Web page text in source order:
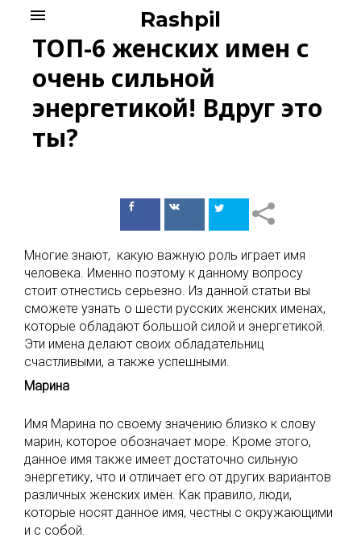
content
Rashpil
menu
ТОП-6 женских имен с
очень сильной
энергетикой! Вдруг это
ты?
ПоделитьсяПоделиться
Многие знают, какую важную роль играет имя
человека. Именно поэтому к данному вопросу
стоит отнестись серьезно. Из данной статьи вы
сможете узнать о шести русских женских именах,
которые обладают большой силой и энергетикой.
Эти имена делают своих обладательниц
счастливыми, а также успешными.
Марина
Имя Марина по своему значению близко к слову
марин, которое обозначает море. Кроме этого,
данное имя также имеет достаточно сильную
энергетику, что и отличает его от других вариантов
различных женских имён. Как правило, люди,
которые носят данное имя, честны с окружающими
и с собой.